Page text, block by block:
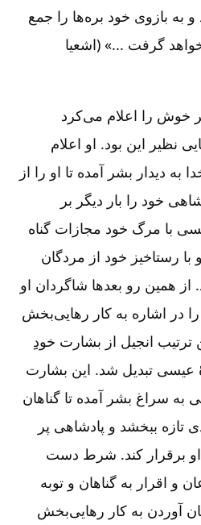
و به بازوی خود بره‌ها را جمع
گرفت ...» (اشعیا
خوش را اعلام می‌کرد
این بود. او اعلام
دیدار بشر آمده تا او را از
خود را بار دیگر بر
با مرگ خود مجازات گناه
رستاخیز خود از مردگان
از همین رو بعدها شاگردان او
در اشاره به کار رهایی‌بخش
ترتیب انجیل از بشارت خودِ‌ِ
عیسی تبدیل شد. این بشارت
سراغ بشر آمده تا گناهان
تازه ببخشد و پادشاهی پر
برقرار کند. شرط دست
و اقرار به گناهان و توبه
آوردن به کار رهایی‌بخش